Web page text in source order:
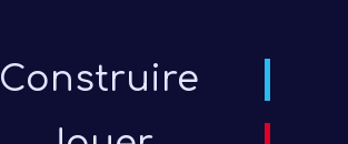
Construire